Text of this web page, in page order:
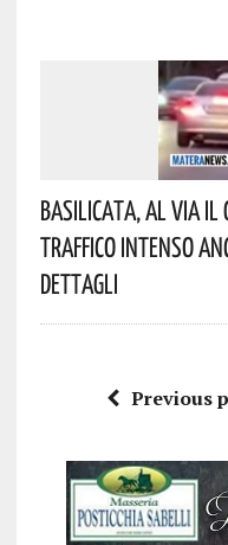
Basilicata, Al Via Il
Traffico Intenso
Dettagli
Previous